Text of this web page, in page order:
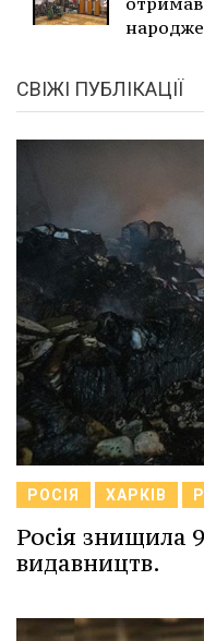
СВІЖІ ПУБЛІКАЦІЇ
РОСІЯ ХАРКІВ
Росія знищила
видавництв.